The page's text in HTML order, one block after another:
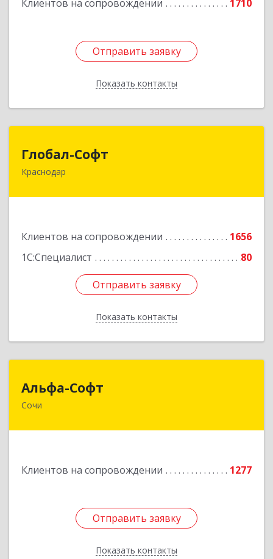
Клиентов на сопровождении 1710
Отправить заявку
Показать контакты
Отправить заявку
Назад
Глобал-Софт
Краснодар
Клиентов на сопровождении
1656
1С:Специалист
80
Отправить заявку
Показать контакты
350018, Краснодарский край, Краснодар г,
Отправить заявку
Назад
Альфа-Софт
Сочи
Клиентов на сопровождении 1277
Отправить заявку
Показать контакты
Отправить заявку
Назад